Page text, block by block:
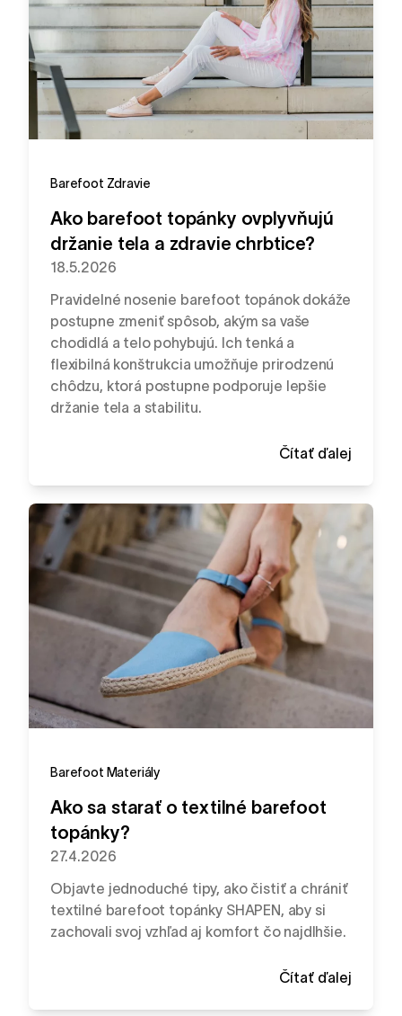
Barefoot Zdravie
Ako barefoot topánky ovplyvňujú
držanie tela a zdravie chrbtice?
18.5.2026
Pravidelné nosenie barefoot topánok dokáže
postupne zmeniť spôsob, akým sa vaše
chodidlá a telo pohybujú. Ich tenká a
flexibilná konštrukcia umožňuje prirodzenú
chôdzu, ktorá postupne podporuje lepšie
držanie tela a stabilitu.
Čítať ďalej
Barefoot Materiály
Ako sa starať o textilné barefoot
topánky?
27.4.2026
Objavte jednoduché tipy, ako čistiť a chrániť
textilné barefoot topánky SHAPEN, aby si
zachovali svoj vzhľad aj komfort čo najdlhšie.
Čítať ďalej